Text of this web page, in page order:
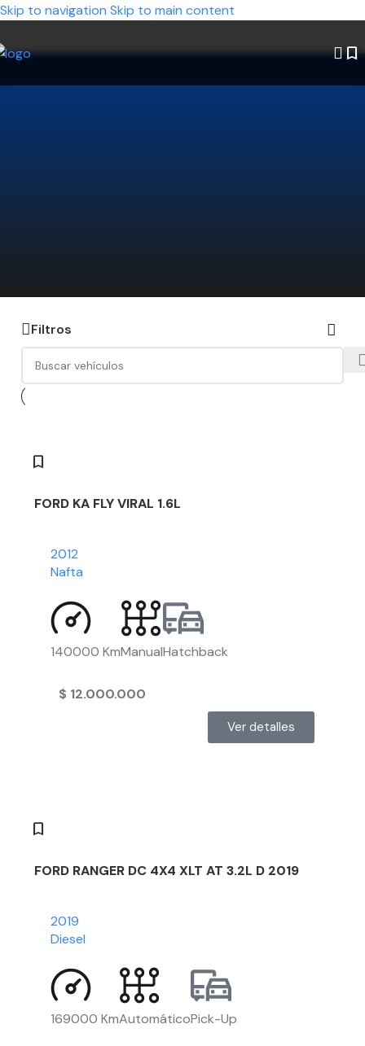
Skip to navigation Skip to main content
Filtros
FORD KA FLY VIRAL 1.6L
2012
Nafta
140000 KmManualHatchback
$ 12.000.000
Ver detalles
FORD RANGER DC 4X4 XLT AT 3.2L D 2019
2019
Diesel
169000 KmAutomáticoPick-Up